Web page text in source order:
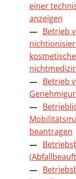
einer
anzeigen
Betrieb
Betrieb
beantragen